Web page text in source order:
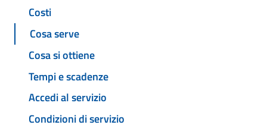
Costi
Cosa serve
Cosa si ottiene
Tempi e scadenze
Accedi al servizio
Condizioni di servizio